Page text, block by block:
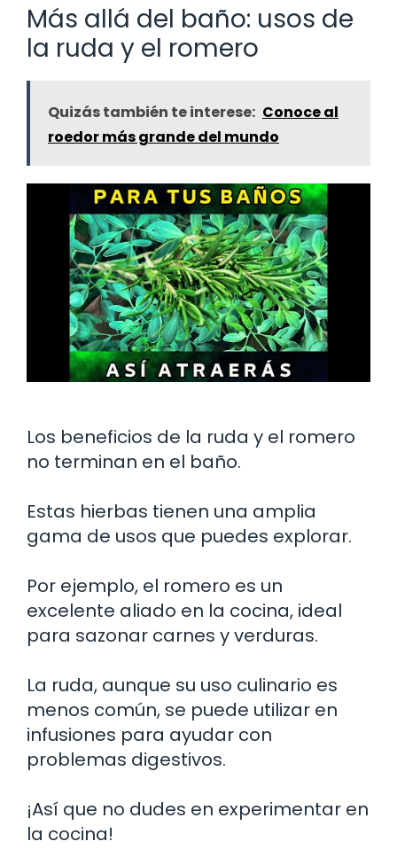
Más allá del baño: usos de
la ruda y el romero
Quizás también te interese: Conoce al
roedor más grande del mundo
Los beneficios de la ruda y el romero
no terminan en el baño.
Estas hierbas tienen una amplia
gama de usos que puedes explorar.
Por ejemplo, el romero es un
excelente aliado en la cocina, ideal
para sazonar carnes y verduras.
La ruda, aunque su uso culinario es
menos común, se puede utilizar en
infusiones para ayudar con
problemas digestivos.
¡Así que no dudes en experimentar en
la cocina!